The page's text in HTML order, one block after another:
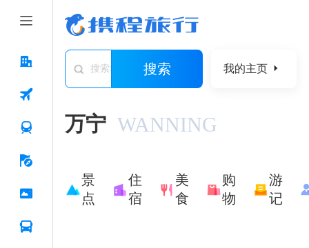
搜索城市/景点/游记/问答/住宿
搜索 我的主页
万宁 WANNING
景
点
住
宿
美
食
购
物
游
记